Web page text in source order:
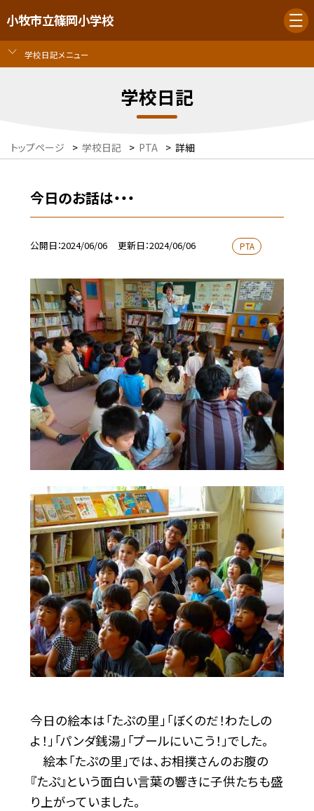
小牧市立篠岡小学校
学校日記メニュー
学校日記
トップページ > 学校日記 > PTA > 詳細
今日のお話は・・・
公開日 2024/06/06 更新日 2024/06/06 PTA
今日の絵本は「たぷの里」「ぼくのだ！わたしの
よ！」「パンダ銭湯」「プールにいこう！」でした。
絵本「たぷの里」では、お相撲さんのお腹の
『たぷ』という面白い言葉の響きに子供たちも盛
り上がっていました。